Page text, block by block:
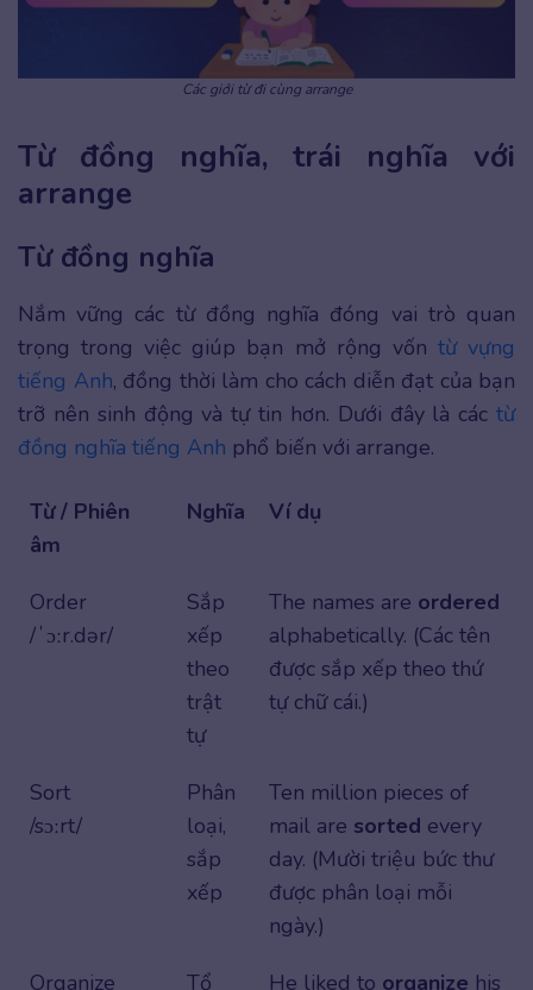
Các giới từ đi cùng arrange
Từ đồng nghĩa, trái nghĩa với
arrange
Từ đồng nghĩa
Nắm vững các từ đồng nghĩa đóng vai trò quan
trọng trong việc giúp bạn mở rộng vốn từ vựng
tiếng Anh, đồng thời làm cho cách diễn đạt của bạn
trỡ nên sinh động và tự tin hơn. Dưới đây là các từ
đồng nghĩa tiếng Anh phổ biến với arrange.
Từ / Phiên
âm
Nghĩa Ví dụ
Order
/ˈɔːr.dər/
Sắp
xếp
theo
trật
tự
The names are ordered
alphabetically. (Các tên
được sắp xếp theo thứ
tự chữ cái.)
Sort
/sɔːrt/
Phân
loại,
sắp
xếp
Ten million pieces of
mail are sorted every
day. (Mười triệu bức thư
được phân loại mỗi
ngày.)
Organize
Tổ
He liked to organize his